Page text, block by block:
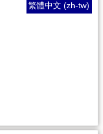
繁體中文 (zh-tw)